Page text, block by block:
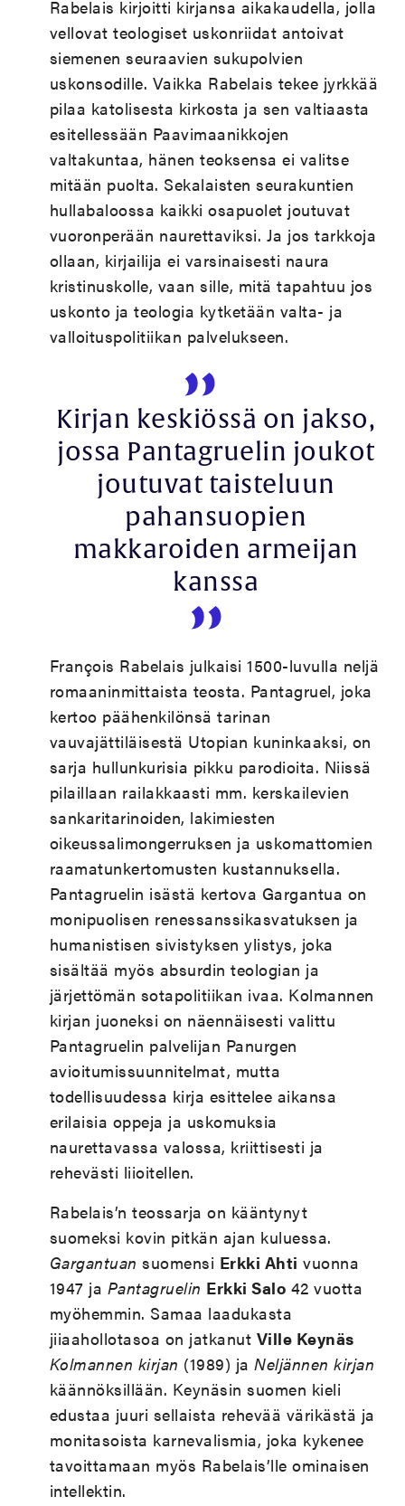
Rabelais kirjoitti kirjansa aikakaudella, jolla
vellovat teologiset uskonriidat antoivat
siemenen seuraavien sukupolvien
uskonsodille. Vaikka Rabelais tekee jyrkkää
pilaa katolisesta kirkosta ja sen valtiaasta
esitellessään Paavimaanikkojen
valtakuntaa, hänen teoksensa ei valitse
mitään puolta. Sekalaisten seurakuntien
hullabaloossa kaikki osapuolet joutuvat
vuoronperään naurettaviksi. Ja jos tarkkoja
ollaan, kirjailija ei varsinaisesti naura
kristinuskolle, vaan sille, mitä tapahtuu jos
uskonto ja teologia kytketään valta- ja
valloituspolitiikan palvelukseen.
Kirjan keskiössä on jakso,
jossa Pantagruelin joukot
joutuvat taisteluun
pahansuopien
makkaroiden armeijan
kanssa
François Rabelais julkaisi 1500-luvulla neljä
romaaninmittaista teosta. Pantagruel, joka
kertoo päähenkilönsä tarinan
vauvajättiläisestä Utopian kuninkaaksi, on
sarja hullunkurisia pikku parodioita. Niissä
pilaillaan railakkaasti mm. kerskailevien
sankaritarinoiden, lakimiesten
oikeussalimongerruksen ja uskomattomien
raamatunkertomusten kustannuksella.
Pantagruelin isästä kertova Gargantua on
monipuolisen renessanssikasvatuksen ja
humanistisen sivistyksen ylistys, joka
sisältää myös absurdin teologian ja
järjettömän sotapolitiikan ivaa. Kolmannen
kirjan juoneksi on näennäisesti valittu
Pantagruelin palvelijan Panurgen
avioitumissuunnitelmat, mutta
todellisuudessa kirja esittelee aikansa
erilaisia oppeja ja uskomuksia
naurettavassa valossa, kriittisesti ja
rehevästi liioitellen.
Rabelais’n teossarja on kääntynyt
suomeksi kovin pitkän ajan kuluessa.
Gargantuan suomensi Erkki Ahti vuonna
1947 ja Pantagruelin Erkki Salo 42 vuotta
myöhemmin. Samaa laadukasta
jiiaahollotasoa on jatkanut Ville Keynäs
Kolmannen kirjan (1989) jaNeljännen kirjan
käännöksillään. Keynäsin suomen kieli
edustaa juuri sellaista rehevää värikästä ja
monitasoista karnevalismia, joka kykenee
tavoittamaan myös Rabelais’lle ominaisen
intellektin.